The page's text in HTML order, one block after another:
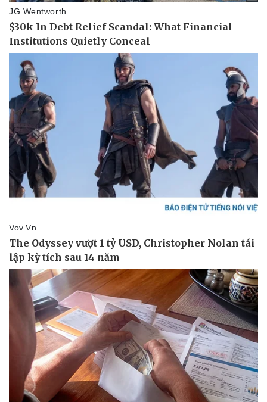
Thể thao
Bóng đá
Lịch thi đấu bóng đá
Ô tô - Xe máy
Ô tô
Xe máy